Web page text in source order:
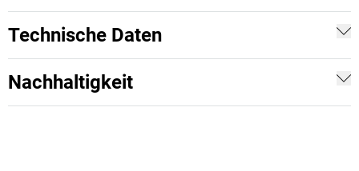
Technische Daten
Nachhaltigkeit